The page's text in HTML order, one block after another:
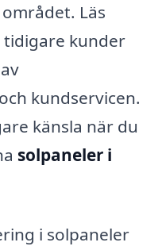
Läs
kunder
kundservicen.
känsla när du
solpaneler i
i solpaneler